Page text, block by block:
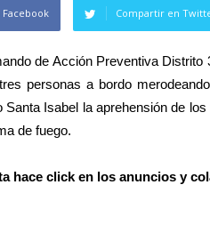
Compartir en
de Acción Preventiva
personas a bordo
Santa Isabel la aprehensión de
de fuego.
hace click en los anuncios y